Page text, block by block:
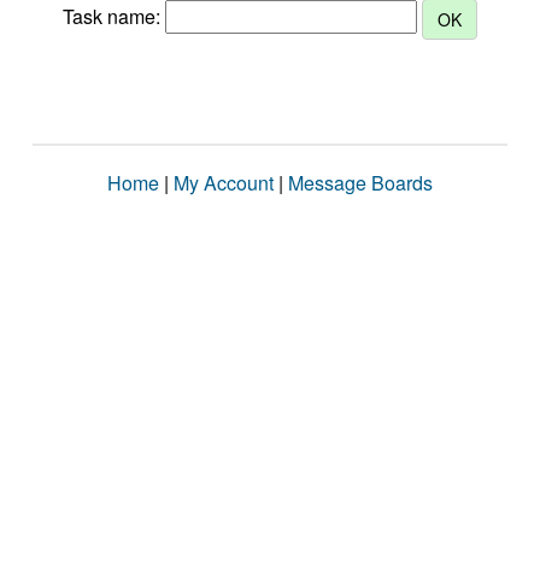
Task name:
Home | My Account | Message Boards